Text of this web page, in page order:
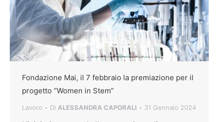
Fondazione Mai, il 7 febbraio la premiazione per il
progetto “Women in Stem”
Lavoro Di ALESSANDRA CAPORALI 31 Gennaio 2024